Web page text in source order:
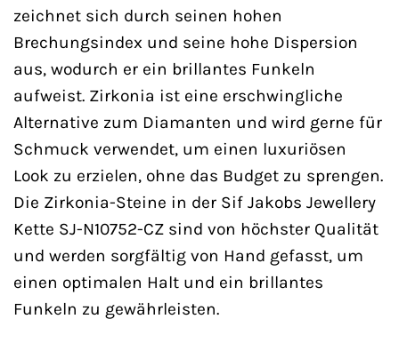
zeichnet sich durch seinen hohen
Brechungsindex und seine hohe Dispersion
aus, wodurch er ein brillantes Funkeln
aufweist. Zirkonia ist eine erschwingliche
Alternative zum Diamanten und wird gerne für
Schmuck verwendet, um einen luxuriösen
Look zu erzielen, ohne das Budget zu sprengen.
Die Zirkonia-Steine in der Sif Jakobs Jewellery
Kette SJ-N10752-CZ sind von höchster Qualität
und werden sorgfältig von Hand gefasst, um
einen optimalen Halt und ein brillantes
Funkeln zu gewährleisten.